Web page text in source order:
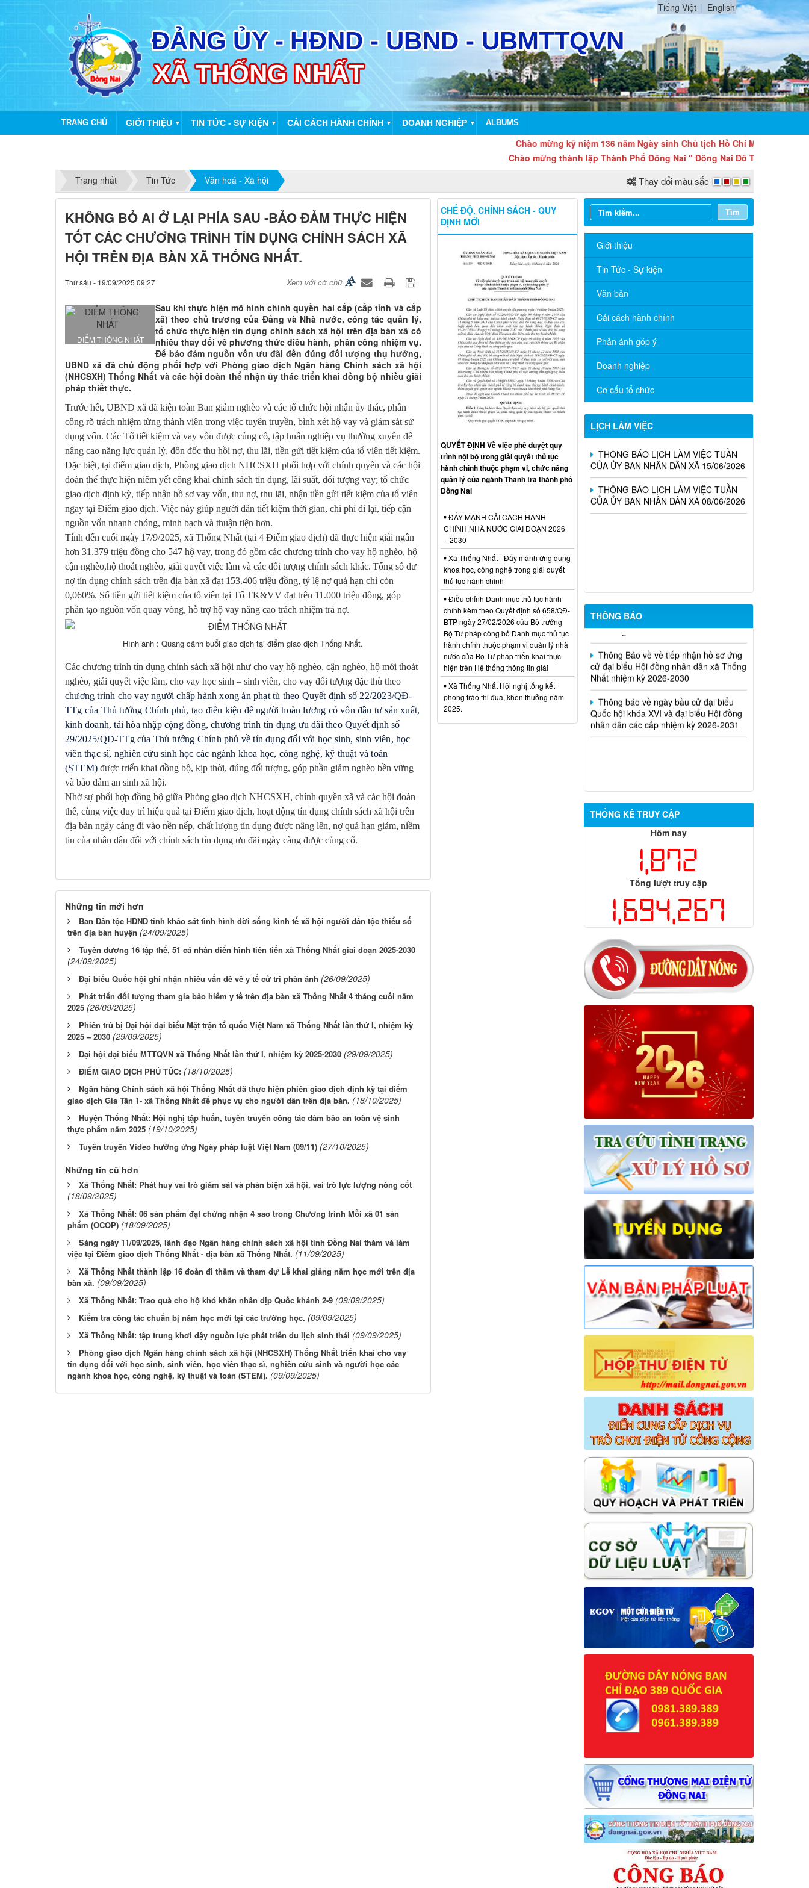
Tiếng Việt English
TRANG CHỦ GIỚI THIỆU ▼ TIN TỨC - SỰ KIỆN ▼ CẢI CÁCH HÀNH CHÍNH ▼ DOANH NGHIỆP ▼ ALBUMS
Chào mừng kỷ niệm 136 năm Ngày sinh Chủ tịch Hồ Chí Minh (19/5/1890 - 19/
Chào mừng thành lập Thành Phố Đồng Nai " Đồng Nai Đô Thị Động Lực Mới
Trang nhất
Tin Tức Văn hoá - Xã hội Thay đổi màu sắc
KHÔNG BỎ AI Ở LẠI PHÍA SAU -BẢO ĐẢM THỰC HIỆN
TỐT CÁC CHƯƠNG TRÌNH TÍN DỤNG CHÍNH SÁCH XÃ
HỘI TRÊN ĐỊA BÀN XÃ THỐNG NHẤT.
Thứ sáu - 19/09/2025 09:27 Xem với cỡ chữ
ĐIỂM THỐNG NHẤT
Sau khi thực hiện mô hình chính quyền hai cấp (cấp tỉnh và cấp
xã) theo chủ trương của Đảng và Nhà nước, công tác quản lý,
tổ chức thực hiện tín dụng chính sách xã hội trên địa bàn xã có
nhiều thay đổi về phương thức điều hành, phân công nhiệm vụ.
Để bảo đảm nguồn vốn ưu đãi đến đúng đối tượng thụ hưởng,
UBND xã đã chủ động phối hợp với Phòng giao dịch Ngân hàng Chính sách xã hội
(NHCSXH) Thống Nhất và các hội đoàn thể nhận ủy thác triển khai đồng bộ nhiều giải
pháp thiết thực.
Trước hết, UBND xã đã kiện toàn Ban giảm nghèo và các tổ chức hội nhận ủy thác, phân
công rõ trách nhiệm từng thành viên trong việc tuyên truyền, bình xét hộ vay và giám sát sử
dụng vốn. Các Tổ tiết kiệm và vay vốn được củng cố, tập huấn nghiệp vụ thường xuyên để
nâng cao năng lực quản lý, đôn đốc thu hồi nợ, thu lãi, tiền gửi tiết kiệm của tổ viên tiết kiệm.
Đặc biệt, tại điểm giao dịch, Phòng giao dịch NHCSXH phối hợp với chính quyền và các hội
đoàn thể thực hiện niêm yết công khai chính sách tín dụng, lãi suất, đối tượng vay; tổ chức
giao dịch định kỳ, tiếp nhận hồ sơ vay vốn, thu nợ, thu lãi, nhận tiền gửi tiết kiệm của tổ viên
ngay tại Điểm giao dịch. Việc này giúp người dân tiết kiệm thời gian, chi phí đi lại, tiếp cận
nguồn vốn nhanh chóng, minh bạch và thuận tiện hơn.
Tính đến cuối ngày 17/9/2025, xã Thống Nhất (tại 4 Điểm giao dịch) đã thực hiện giải ngân
hơn 31.379 triệu đồng cho 547 hộ vay, trong đó gồm các chương trình cho vay hộ nghèo, hộ
cận nghèo,hộ thoát nghèo, giải quyết việc làm và các đối tượng chính sách khác. Tổng số dư
nợ tín dụng chính sách trên địa bàn xã đạt 153.406 triệu đồng, tỷ lệ nợ quá hạn chỉ còn
0,060%. Số tiền gửi tiết kiệm của tổ viên tại Tổ TK&VV đạt trên 11.000 triệu đồng, góp
phần tạo nguồn vốn quay vòng, hỗ trợ hộ vay nâng cao trách nhiệm trả nợ.
Hình ảnh : Quang cảnh buổi giao dịch tại điểm giao dịch Thống Nhất.
Các chương trình tín dụng chính sách xã hội như cho vay hộ nghèo, cận nghèo, hộ mới thoát
nghèo, giải quyết việc làm, cho vay học sinh – sinh viên, cho vay đối tượng đặc thù theo
chương trình cho vay người chấp hành xong án phạt tù theo Quyết định số 22/2023/QĐ-
TTg của Thủ tướng Chính phủ, tạo điều kiện để người hoàn lương có vốn đầu tư sản xuất,
kinh doanh, tái hòa nhập cộng đồng,chương trình tín dụng ưu đãi theo Quyết định số
29/2025/QĐ-TTgcủa Thủ tướng Chính phủ về tín dụng đối với học sinh, sinh viên, học
viên thạc sĩ, nghiên cứu sinh học các ngành khoa học, công nghệ, kỹ thuật và toán
(STEM)được triển khai đồng bộ, kịp thời, đúng đối tượng, góp phần giảm nghèo bền vững
và bảo đảm an sinh xã hội.
Nhờ sự phối hợp đồng bộ giữa Phòng giao dịch NHCSXH, chính quyền xã và các hội đoàn
thể, cùng việc duy trì hiệu quả tại Điểm giao dịch, hoạt động tín dụng chính sách xã hội trên
địa bàn ngày càng đi vào nền nếp, chất lượng tín dụng được nâng lên, nợ quá hạn giảm, niềm
tin của nhân dân đối với chính sách tín dụng ưu đãi ngày càng được củng cố.
Những tin mới hơn
Ban Dân tộc HĐND tỉnh khảo sát tình hình đời sống kinh tế xã hội người dân tộc thiểu số
trên địa bàn huyện (24/09/2025)
Tuyên dương 16 tập thể, 51 cá nhân điển hình tiên tiến xã Thống Nhất giai đoạn 2025-2030
(24/09/2025)
Đại biểu Quốc hội ghi nhận nhiều vấn đề về y tế cử tri phản ánh (26/09/2025)
Phát triển đối tượng tham gia bảo hiểm y tế trên địa bàn xã Thống Nhất 4 tháng cuối năm
2025 (26/09/2025)
Phiên trù bị Đại hội đại biểu Mặt trận tổ quốc Việt Nam xã Thống Nhất lần thứ I, nhiệm kỳ
2025 – 2030 (29/09/2025)
Đại hội đại biểu MTTQVN xã Thống Nhất lần thứ I, nhiệm kỳ 2025-2030 (29/09/2025)
ĐIỂM GIAO DỊCH PHÚ TÚC: (18/10/2025)
Ngân hàng Chính sách xã hội Thống Nhất đã thực hiện phiên giao dịch định kỳ tại điểm
giao dịch Gia Tân 1- xã Thống Nhất để phục vụ cho người dân trên địa bàn. (18/10/2025)
Huyện Thống Nhất: Hội nghị tập huấn, tuyên truyền công tác đảm bảo an toàn vệ sinh
thực phẩm năm 2025 (19/10/2025)
Tuyên truyền Video hưởng ứng Ngày pháp luật Việt Nam (09/11) (27/10/2025)
Những tin cũ hơn
Xã Thống Nhất: Phát huy vai trò giám sát và phản biện xã hội, vai trò lực lượng nòng cốt
(18/09/2025)
Xã Thống Nhất: 06 sản phẩm đạt chứng nhận 4 sao trong Chương trình Mỗi xã 01 sản
phẩm (OCOP) (18/09/2025)
Sáng ngày 11/09/2025, lãnh đạo Ngân hàng chính sách xã hội tỉnh Đồng Nai thăm và làm
việc tại Điểm giao dịch Thống Nhất - địa bàn xã Thống Nhất. (11/09/2025)
Xã Thống Nhất thành lập 16 đoàn đi thăm và tham dự Lễ khai giảng năm học mới trên địa
bàn xã. (09/09/2025)
Xã Thống Nhất: Trao quà cho hộ khó khăn nhân dịp Quốc khánh 2-9 (09/09/2025)
Kiểm tra công tác chuẩn bị năm học mới tại các trường học. (09/09/2025)
Xã Thống Nhất: tập trung khơi dậy nguồn lực phát triển du lịch sinh thái (09/09/2025)
Phòng giao dịch Ngân hàng chính sách xã hội (NHCSXH) Thống Nhất triển khai cho vay
tín dụng đối với học sinh, sinh viên, học viên thạc sĩ, nghiên cứu sinh và người học các
ngành khoa học, công nghệ, kỹ thuật và toán (STEM). (09/09/2025)
Tìm
Giới thiệu
Tin Tức - Sự kiện
Văn bản
Cải cách hành chính
Phản ánh góp ý
Doanh nghiệp
Cơ cấu tổ chức
LỊCH LÀM VIỆC
THÔNG BÁO LỊCH LÀM VIỆC TUẦN
CỦA ỦY BAN NHÂN DÂN XÃ 06/07/2026
CỦA ỦY BAN NHÂN DÂN XÃ 29/06/2026
THÔNG BÁO LỊCH LÀM VIỆC TUẦN
CỦA ỦY BAN NHÂN DÂN XÃ 15/06/2026
THÔNG BÁO LỊCH LÀM VIỆC TUẦN
CỦA ỦY BAN NHÂN DÂN XÃ 08/06/2026
THÔNG BÁO
Kế hoạch tuyển dụng viên chức tại các
đơn vị sự nghiệp công lập trên địa bàn
xã Thống Nhất
Thông Báo về về tiếp nhận hồ sơ ứng
cử đại biểu Hội đồng nhân dân xã Thống
Nhất nhiệm kỳ 2026-2030
Thông báo về ngày bầu cử đại biểu
Quốc hội khóa XVI và đại biểu Hội đồng
nhân dân các cấp nhiệm kỳ 2026-2031
THỐNG KÊ TRUY CẬP
Hôm nay
1,872
Tổng lượt truy cập
1,694,267
CHẾ ĐỘ, CHÍNH SÁCH - QUY
ĐỊNH MỚI
QUYẾT ĐỊNH Về việc phê duyệt quy
trình nội bộ trong giải quyết thủ tục
hành chính thuộc phạm vi, chức năng
quản lý của ngành Thanh tra thành phố
Đồng Nai
ĐẨY MẠNH CẢI CÁCH HÀNH
CHÍNH NHÀ NƯỚC GIAI ĐOẠN 2026
– 2030
Xã Thống Nhất - Đẩy mạnh ứng dụng
khoa học, công nghệ trong giải quyết
thủ tục hành chính
Điều chỉnh Danh mục thủ tục hành
chính kèm theo Quyết định số 658/QĐ-
BTP ngày 27/02/2026 của Bộ trưởng
Bộ Tư pháp công bố Danh mục thủ tục
hành chính thuộc phạm vi quản lý nhà
nước của Bộ Tư pháp triển khai thực
hiện trên Hệ thống thông tin giải
Xã Thống Nhất Hội nghị tổng kết
phong trào thi đua, khen thưởng năm
2025.